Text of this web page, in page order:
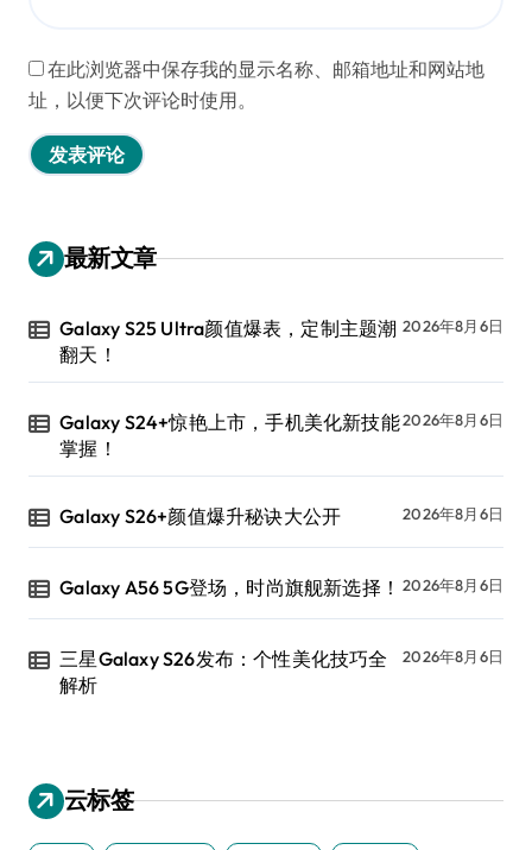
在此浏览器中保存我的显示名称、邮箱地址和网站地
址，以便下次评论时使用。
最新文章
Galaxy S25 Ultra颜值爆表，定制主题潮
翻天！
2026年8月6日
Galaxy S24+惊艳上市，手机美化新技能
掌握！
2026年8月6日
Galaxy S26+颜值爆升秘诀大公开 2026年8月6日
Galaxy A56 5G登场，时尚旗舰新选择！ 2026年8月6日
三星Galaxy S26发布：个性美化技巧全
解析
2026年8月6日
云标签